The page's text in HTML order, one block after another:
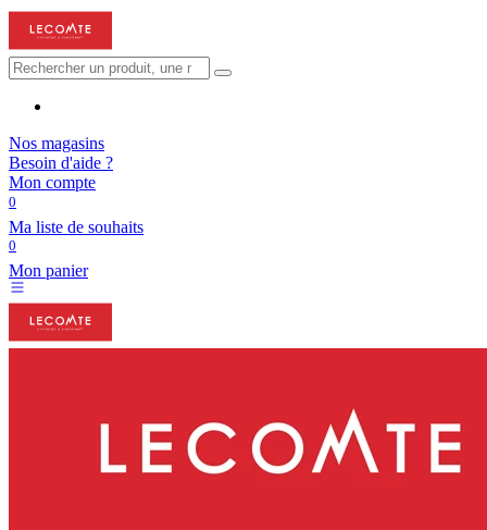
Nos magasins
Besoin d'aide ?
Mon compte
0
Ma liste de souhaits
0
Mon panier